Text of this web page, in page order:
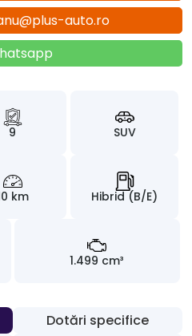
auto.ro
9 SUV
km Hibrid (B/E)
1.499 cm³
Dotări specifice